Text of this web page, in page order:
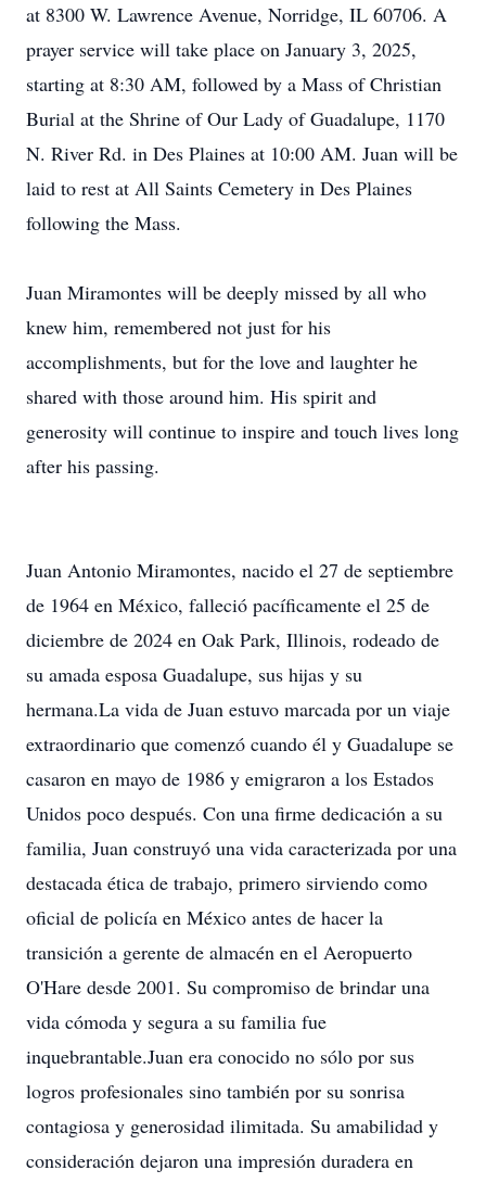
at 8300 W. Lawrence Avenue, Norridge, IL 60706. A
prayer service will take place on January 3, 2025,
starting at 8:30 AM, followed by a Mass of Christian
Burial at the Shrine of Our Lady of Guadalupe, 1170
N. River Rd. in Des Plaines at 10:00 AM. Juan will be
laid to rest at All Saints Cemetery in Des Plaines
following the Mass.
Juan Miramontes will be deeply missed by all who
knew him, remembered not just for his
accomplishments, but for the love and laughter he
shared with those around him. His spirit and
generosity will continue to inspire and touch lives long
after his passing.
Juan Antonio Miramontes, nacido el 27 de septiembre
de 1964 en México, falleció pacíficamente el 25 de
diciembre de 2024 en Oak Park, Illinois, rodeado de
su amada esposa Guadalupe, sus hijas y su
hermana.La vida de Juan estuvo marcada por un viaje
extraordinario que comenzó cuando él y Guadalupe se
casaron en mayo de 1986 y emigraron a los Estados
Unidos poco después. Con una firme dedicación a su
familia, Juan construyó una vida caracterizada por una
destacada ética de trabajo, primero sirviendo como
oficial de policía en México antes de hacer la
transición a gerente de almacén en el Aeropuerto
O'Hare desde 2001. Su compromiso de brindar una
vida cómoda y segura a su familia fue
inquebrantable.Juan era conocido no sólo por sus
logros profesionales sino también por su sonrisa
contagiosa y generosidad ilimitada. Su amabilidad y
consideración dejaron una impresión duradera en